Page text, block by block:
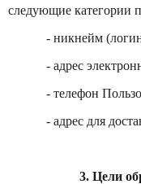
следующие категории
- никнейм
- адрес
- телефон
- адрес для
3. Цели